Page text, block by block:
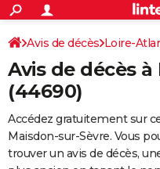
ACTUALITÉS
Politique
Société
Faits Divers
Education
Monde
Villes
+
SPORT
Coupe du monde 2026
Football
Tennis
Cyclisme
Rugby
Forum
FINANCE
Retraite
Impôts
Epargne
Immobilier
Risques naturels par ville
Banque
Assurance
Crédit
Avis de décès Loire-
Avis de décès
(44690)
Accédez gratuitement sur
Maisdon-sur-Sèvre. Vous
trouver un avis de décès,